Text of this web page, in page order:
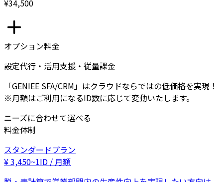
¥34,500
オプション料金
設定代行・活用支援・従量課金
「GENIEE SFA/CRM」はクラウドならではの低価格を実現！
※月額はご利用になるID数に応じて変動いたします。
ニーズに合わせて選べる
料金体制
スタンダードプラン
¥3,450~1ID / 月額